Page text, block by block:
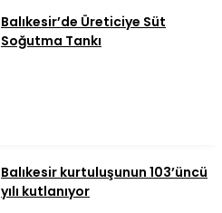
Balıkesir’de Üreticiye Süt
Soğutma Tankı
Balıkesir kurtuluşunun 103’üncü
yılı kutlanıyor